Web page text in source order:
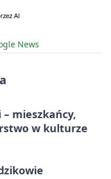
News
mieszkańcy,
w kulturze